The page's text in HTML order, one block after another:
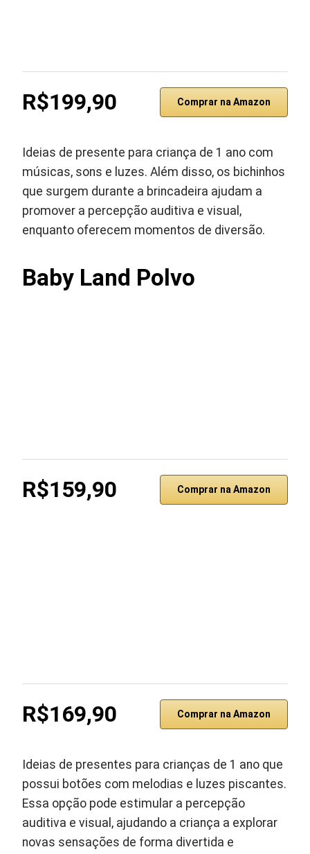
R$199,90 Comprar na Amazon
Ideias de presente para criança de 1 ano com
músicas, sons e luzes. Além disso, os bichinhos
que surgem durante a brincadeira ajudam a
promover a percepção auditiva e visual,
enquanto oferecem momentos de diversão.
Baby Land Polvo
R$159,90 Comprar na Amazon
R$169,90 Comprar na Amazon
Ideias de presentes para crianças de 1 ano que
possui botões com melodias e luzes piscantes.
Essa opção pode estimular a percepção
auditiva e visual, ajudando a criança a explorar
novas sensações de forma divertida e